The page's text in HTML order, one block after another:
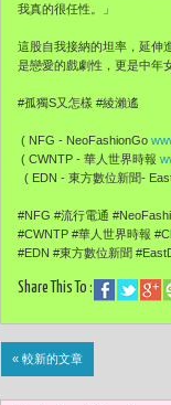
我真的很任性。」
這股自我接納的坦率，延伸
是戀愛的戲劇性，更是中年
#孤獨S又怎樣 #綾瀨遙
( NFG - NeoFashionGo
( CWNTP - 華人世界時報
( EDN - 東方數位新聞-
#NFG #流行電通
#CWNTP #華人世界時報
#EDN #東方數位新聞
Share This To :
« 較新的文章